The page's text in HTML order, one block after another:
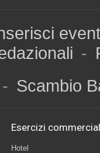
-
- Scambio
Esercizi
Hotel